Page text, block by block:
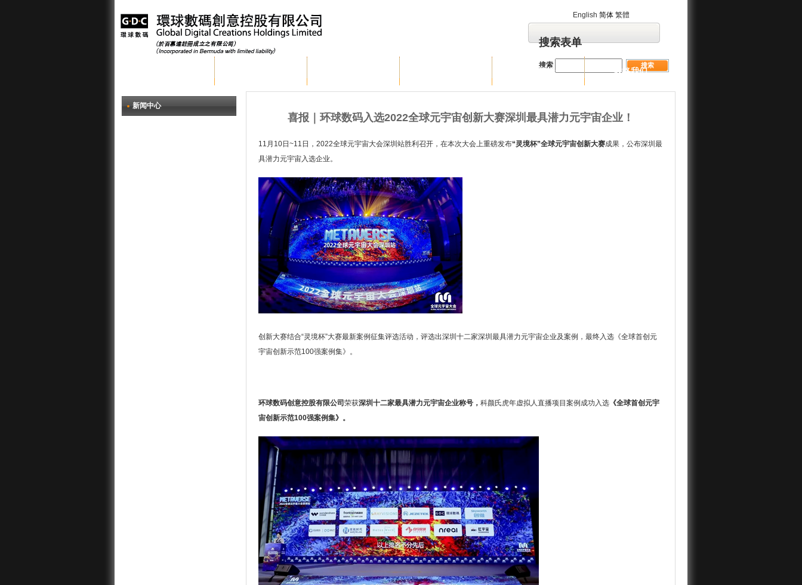
English 简体 繁體
搜索表单
搜索
喜报｜环球数码入选2022全球元宇宙创新大赛深圳最具潜力元宇宙企业！
11月10日~11日，2022全球元宇宙大会深圳站胜利召开，在本次大会上重磅发布“灵境杯”全球元宇宙创新大赛成果，公布深圳最
具潜力元宇宙入选企业。
创新大赛结合“灵境杯”大赛最新案例征集评选活动，评选出深圳十二家深圳最具潜力元宇宙企业及案例，最终入选《全球首创元
宇宙创新示范100强案例集》。
环球数码创意控股有限公司 荣获深圳十二家最具潜力元宇宙企业称号 ， 科颜氏虎年虚拟人直播项目案例成功入选 《全球首创元宇
宙创新示范100强案例集》 。
企业管治 联络我们
新闻中心